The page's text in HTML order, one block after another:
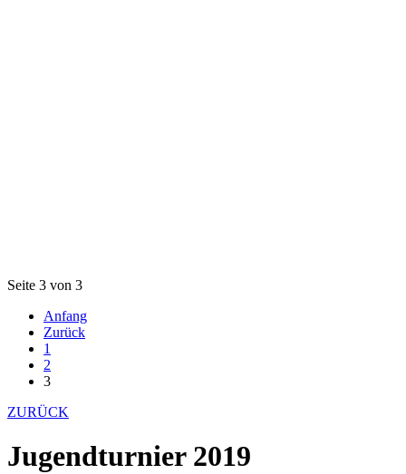
Seite 3 von 3
Anfang
Zurück
1
2
3
ZURÜCK
Jugendturnier 2019